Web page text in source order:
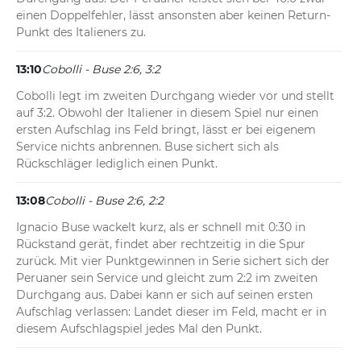
einen Doppelfehler, lässt ansonsten aber keinen Return-
Punkt des Italieners zu.
13:10Cobolli - Buse 2:6, 3:2
Cobolli legt im zweiten Durchgang wieder vor und stellt
auf 3:2. Obwohl der Italiener in diesem Spiel nur einen
ersten Aufschlag ins Feld bringt, lässt er bei eigenem
Service nichts anbrennen. Buse sichert sich als
Rückschläger lediglich einen Punkt.
13:08Cobolli - Buse 2:6, 2:2
Ignacio Buse wackelt kurz, als er schnell mit 0:30 in
Rückstand gerät, findet aber rechtzeitig in die Spur
zurück. Mit vier Punktgewinnen in Serie sichert sich der
Peruaner sein Service und gleicht zum 2:2 im zweiten
Durchgang aus. Dabei kann er sich auf seinen ersten
Aufschlag verlassen: Landet dieser im Feld, macht er in
diesem Aufschlagspiel jedes Mal den Punkt.